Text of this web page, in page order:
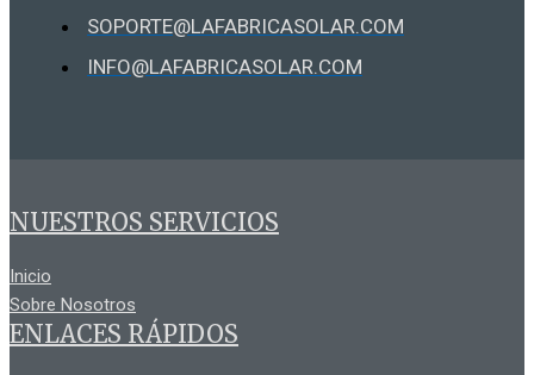
SOPORTE@LAFABRICASOLAR.COM
INFO@LAFABRICASOLAR.COM
NUESTROS SERVICIOS
Inicio
Sobre Nosotros
ENLACES RÁPIDOS